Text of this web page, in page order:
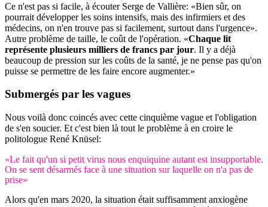
Ce n'est pas si facile, à écouter Serge de Vallière: «Bien sûr, on
pourrait développer les soins intensifs, mais des infirmiers et des
médecins, on n'en trouve pas si facilement, surtout dans l'urgence».
Autre problème de taille, le coût de l'opération. «Chaque lit
représente plusieurs milliers de francs par jour. Il y a déjà
beaucoup de pression sur les coûts de la santé, je ne pense pas qu'on
puisse se permettre de les faire encore augmenter.»
Submergés par les vagues
Nous voilà donc coincés avec cette cinquième vague et l'obligation
de s'en soucier. Et c'est bien là tout le problème à en croire le
politologue René Knüsel:
«Le fait qu'un si petit virus nous enquiquine autant est insupportable.
On se sent désarmés face à une situation sur laquelle on n'a pas de
prise»
Alors qu'en mars 2020, la situation était suffisamment anxiogène